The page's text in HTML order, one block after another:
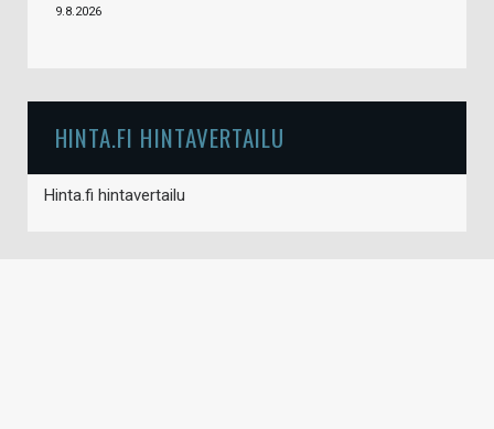
9.8.2026
HINTA.FI HINTAVERTAILU
Hinta.fi hintavertailu